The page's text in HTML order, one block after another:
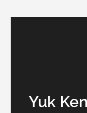
Yuk